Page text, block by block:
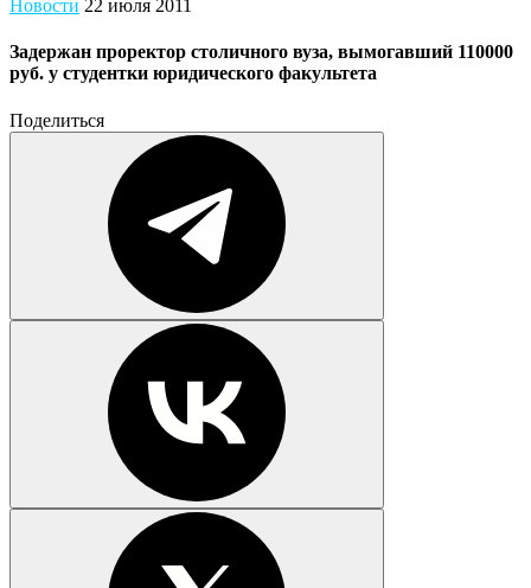
Новости 22 июля 2011
Задержан проректор столичного вуза, вымогавший 110000
руб. у студентки юридического факультета
Поделиться